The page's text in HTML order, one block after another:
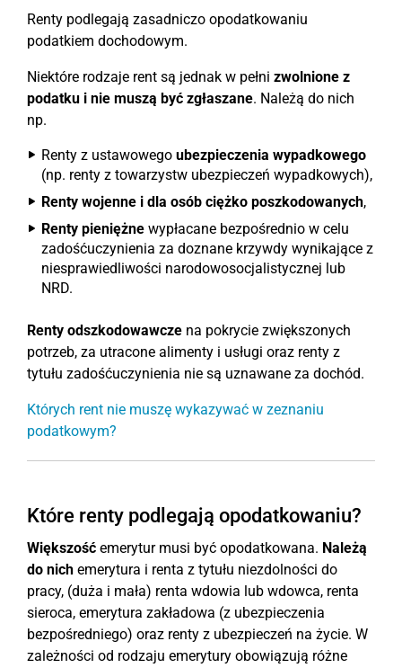
Renty podlegają zasadniczo opodatkowaniu
podatkiem dochodowym.
Niektóre rodzaje rent są jednak w pełni zwolnione z
podatku i nie muszą być zgłaszane. Należą do nich
np.
Renty z ustawowego ubezpieczenia wypadkowego
(np. renty z towarzystw ubezpieczeń wypadkowych),
Renty wojenne i dla osób ciężko poszkodowanych,
Renty pieniężne wypłacane bezpośrednio w celu
zadośćuczynienia za doznane krzywdy wynikające z
niesprawiedliwości narodowosocjalistycznej lub
NRD.
Renty odszkodowawcze na pokrycie zwiększonych
potrzeb, za utracone alimenty i usługi oraz renty z
tytułu zadośćuczynienia nie są uznawane za dochód.
Których rent nie muszę wykazywać w zeznaniu
podatkowym?
Które renty podlegają opodatkowaniu?
Większość emerytur musi być opodatkowana. Należą
do nich emerytura i renta z tytułu niezdolności do
pracy, (duża i mała) renta wdowia lub wdowca, renta
sieroca, emerytura zakładowa (z ubezpieczenia
bezpośredniego) oraz renty z ubezpieczeń na życie. W
zależności od rodzaju emerytury obowiązują różne